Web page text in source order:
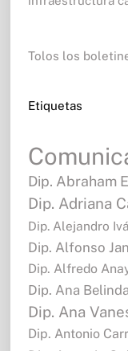
Tolos los
Etiquetas
Dip. Abraham
Dip. Adriana
Dip. Alejandro
Dip. Alfonso
Dip. Alfredo
Dip. Ana
Dip. Ana
Dip. Antonio